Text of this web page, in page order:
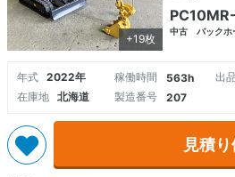
+19枚
中古 バックホ
年式 2022年 稼働時間 563h 出
在庫地
北海道 製造番号 207
見積